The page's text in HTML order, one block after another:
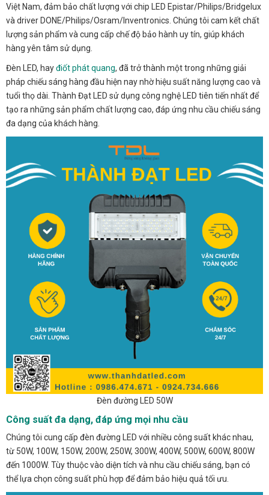
Việt Nam, đảm bảo chất lượng với chip LED Epistar/Philips/Bridgelux
và driver DONE/Philips/Osram/Inventronics. Chúng tôi cam kết chất
lượng sản phẩm và cung cấp chế độ bảo hành uy tín, giúp khách
hàng yên tâm sử dụng.
Đèn LED, hayđiốt phát quang, đã trở thành một trong những giải
pháp chiếu sáng hàng đầu hiện nay nhờ hiệu suất năng lượng cao và
tuổi thọ dài. Thành Đạt LED sử dụng công nghệ LED tiên tiến nhất để
tạo ra những sản phẩm chất lượng cao, đáp ứng nhu cầu chiếu sáng
đa dạng của khách hàng.
Đèn đường LED 50W
Công suất đa dạng, đáp ứng mọi nhu cầu
Chúng tôi cung cấp đèn đường LED với nhiều công suất khác nhau,
từ 50W, 100W, 150W, 200W, 250W, 300W, 400W, 500W, 600W, 800W
đến 1000W. Tùy thuộc vào diện tích và nhu cầu chiếu sáng, bạn có
thể lựa chọn công suất phù hợp để đảm bảo hiệu quả tối ưu.